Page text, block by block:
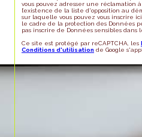
vous pouvez adresser une réclamation à
l’existence de la liste d'opposition au
sur laquelle vous pouvez vous inscrire
le cadre de la protection des Données
pas inscrire de Données sensibles dans
Ce site est protégé par reCAPTCHA, les
Conditions d'utilisation de Google